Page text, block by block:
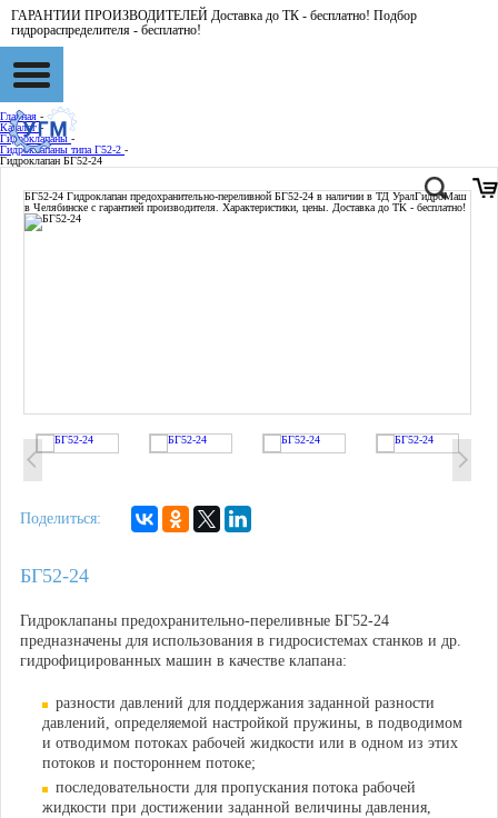
ГАРАНТИИ ПРОИЗВОДИТЕЛЕЙ Доставка до ТК - бесплатно! Подбор
гидрораспределителя - бесплатно!
Главная -
Каталог -
Гидроклапаны -
Гидроклапаны типа Г52-2 -
Гидроклапан БГ52-24
БГ52-24 Гидроклапан предохранительно-переливной БГ52-24 в наличии в ТД УралГидроМаш
в Челябинске с гарантией производителя. Характеристики, цены. Доставка до ТК - бесплатно!
Поделиться:
БГ52-24
Гидроклапаны предохранительно-переливные БГ52-24
предназначены для использования в гидросистемах станков и др.
гидрофицированных машин в качестве клапана:
разности давлений для поддержания заданной разности
давлений, определяемой настройкой пружины, в подводимом
и отводимом потоках рабочей жидкости или в одном из этих
потоков и постороннем потоке;
последовательности для пропускания потока рабочей
жидкости при достижении заданной величины давления,